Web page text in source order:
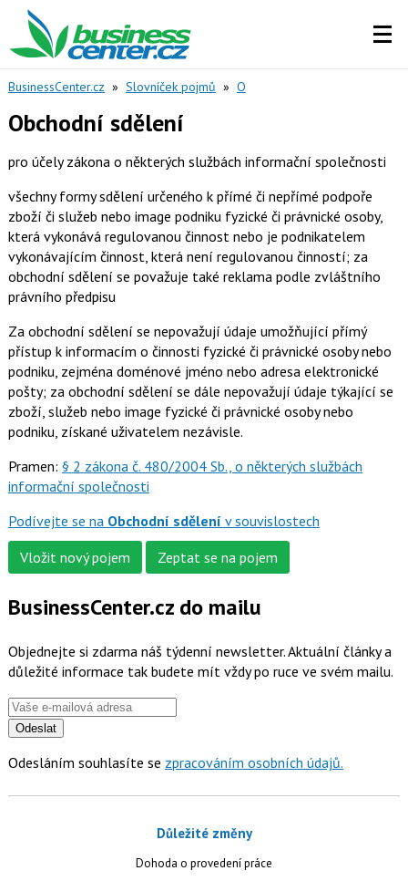
BusinessCenter.cz » Slovníček pojmů » O
Obchodní sdělení
pro účely zákona o některých službách informační společnosti
všechny formy sdělení určeného k přímé či nepřímé podpoře
zboží či služeb nebo image podniku fyzické či právnické osoby,
která vykonává regulovanou činnost nebo je podnikatelem
vykonávajícím činnost, která není regulovanou činností; za
obchodní sdělení se považuje také reklama podle zvláštního
právního předpisu
Za obchodní sdělení se nepovažují údaje umožňující přímý
přístup k informacím o činnosti fyzické či právnické osoby nebo
podniku, zejména doménové jméno nebo adresa elektronické
pošty; za obchodní sdělení se dále nepovažují údaje týkající se
zboží, služeb nebo image fyzické či právnické osoby nebo
podniku, získané uživatelem nezávisle.
Pramen: § 2 zákona č. 480/2004 Sb., o některých službách
informační společnosti
Podívejte se na Obchodní sdělení v souvislostech
Vložit nový pojem Zeptat se na pojem
BusinessCenter.cz do mailu
Objednejte si zdarma náš týdenní newsletter. Aktuální články a
důležité informace tak budete mít vždy po ruce ve svém mailu.
Odeslat
Odesláním souhlasíte se zpracováním osobních údajů.
Důležité změny
Dohoda o provedení práce